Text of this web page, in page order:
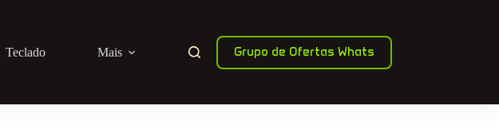
Teclado Mais Grupo de Ofertas Whats